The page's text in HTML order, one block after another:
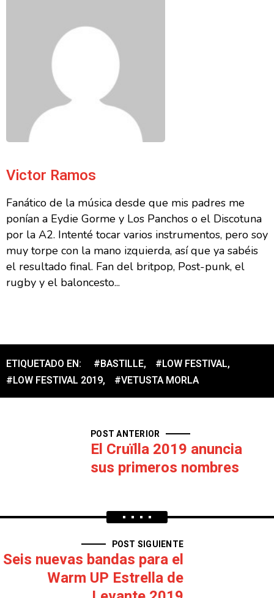
Victor Ramos
Fanático de la música desde que mis padres me
ponían a Eydie Gorme y Los Panchos o el Discotuna
por la A2. Intenté tocar varios instrumentos, pero soy
muy torpe con la mano izquierda, así que ya sabéis
el resultado final. Fan del britpop, Post-punk, el
rugby y el baloncesto...
ETIQUETADO EN: #BASTILLE, #LOW FESTIVAL,
#LOW FESTIVAL 2019, #VETUSTA MORLA
POST ANTERIOR
El Cruïlla 2019 anuncia
sus primeros nombres
POST SIGUIENTE
Seis nuevas bandas para el
Warm UP Estrella de